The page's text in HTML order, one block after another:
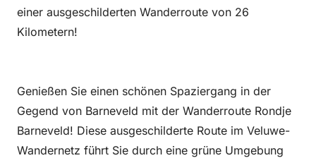
einer ausgeschilderten Wanderroute von 26
Kilometern!
Genießen Sie einen schönen Spaziergang in der
Gegend von Barneveld mit der Wanderroute Rondje
Barneveld! Diese ausgeschilderte Route im Veluwe-
Wandernetz führt Sie durch eine grüne Umgebung